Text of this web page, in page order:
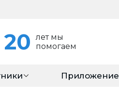
20
лет мы
помогаем
Приложение